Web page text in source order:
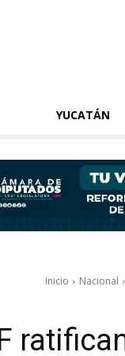
YUCATÁN
Inicio Nacional